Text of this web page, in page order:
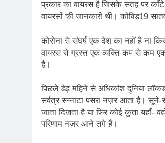
प्रकार का वायरस है जिसके सतह पर
वायरसों की जानकारी थी। कोविड19
कोरोना से संघर्ष एक देश का नहीं है ना
वायरस से ग्रस्त एक व्यक्ति कम से कम एक
है।
पिछले डेढ़ महिने से अधिकांश दुनिया
सर्वत्र सन्नाटा पसरा नज़र आता है।
जाता दिखता है या फिर कोई कुत्ता यहाँ-
परिणाम नज़र आने लगे हैं।